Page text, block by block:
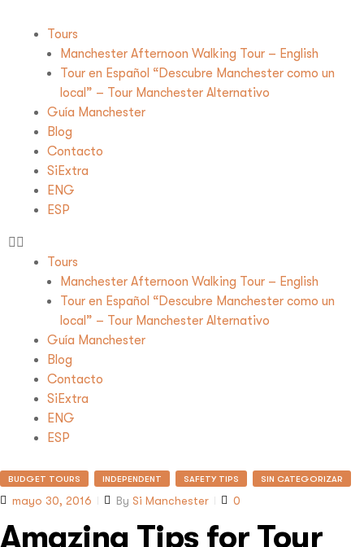
Tours
Manchester Afternoon Walking Tour – English
Tour en Español “Descubre Manchester como un
local” – Tour Manchester Alternativo
Guía Manchester
Blog
Contacto
SiExtra
ENG
ESP
Tours
Manchester Afternoon Walking Tour – English
Tour en Español “Descubre Manchester como un
local” – Tour Manchester Alternativo
Guía Manchester
Blog
Contacto
SiExtra
ENG
ESP
BUDGET TOURS INDEPENDENT SAFETY TIPS SIN CATEGORIZAR
mayo 30, 2016 By Si Manchester 0
Amazing Tips for Tour